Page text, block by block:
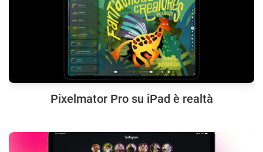
Pixelmator Pro su iPad è realtà